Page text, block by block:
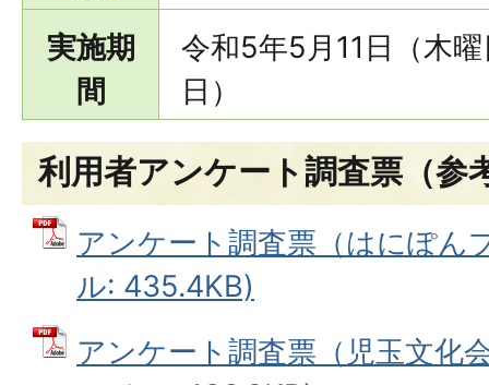
実施期
間
令和5年5月11日（木
日）
利用者アンケート調査票（参
アンケート調査票（はにぽん
ル: 435.4KB)
アンケート調査票（児玉文化